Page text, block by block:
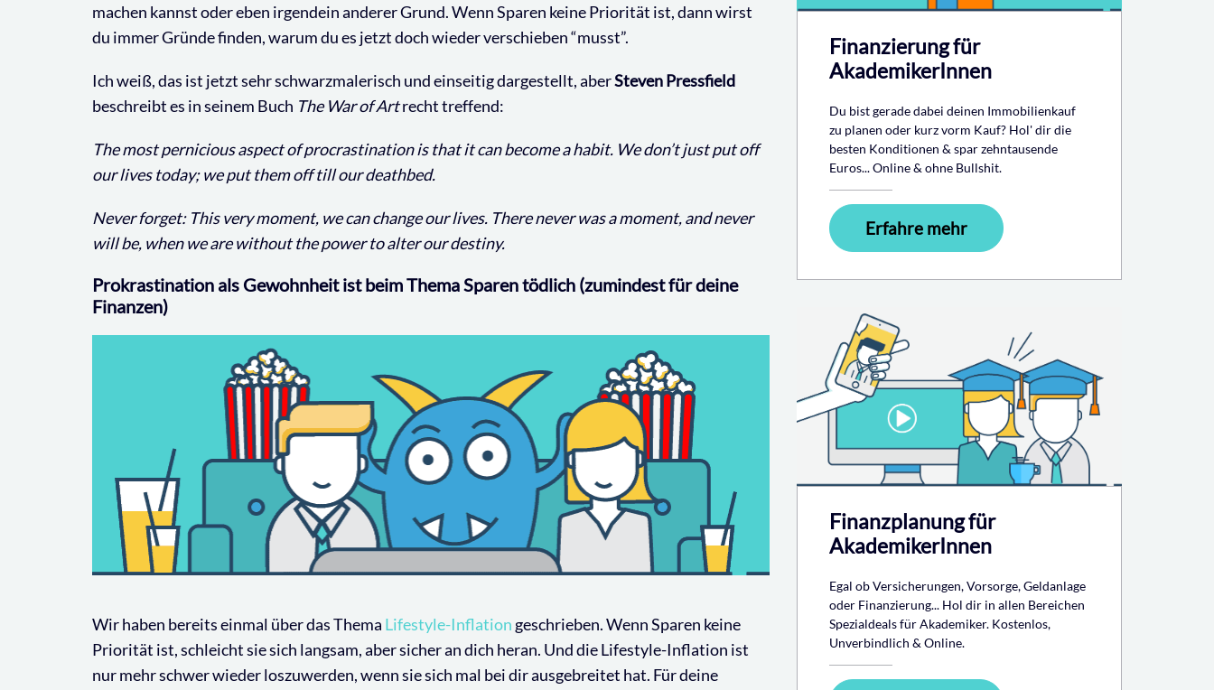
machen kannst oder eben irgendein anderer Grund. Wenn Sparen keine Priorität ist, dann wirst
du immer Gründe finden, warum du es jetzt doch wieder verschieben “musst”.
Ich weiß, das ist jetzt sehr schwarzmalerisch und einseitig dargestellt, aberSteven Pressfield
beschreibt es in seinem Buch The War of Artrecht treffend:
The most pernicious aspect of procrastination is that it can become a habit. We don’t just put off
our lives today; we put them off till our deathbed.
Never forget: This very moment, we can change our lives. There never was a moment, and never
will be, when we are without the power to alter our destiny.
Prokrastination als Gewohnheit ist beim Thema Sparen tödlich (zumindest für deine
Finanzen)
Wir haben bereits einmal über das Thema Lifestyle-Inflation geschrieben. Wenn Sparen keine
Priorität ist, schleicht sie sich langsam, aber sicher an dich heran. Und die Lifestyle-Inflation ist
nur mehr schwer wieder loszuwerden, wenn sie sich mal bei dir ausgebreitet hat. Für deine
Finanzierung für
AkademikerInnen
Du bist gerade dabei deinen Immobilienkauf
zu planen oder kurz vorm Kauf? Hol' dir die
besten Konditionen & spar zehntausende
Euros... Online & ohne Bullshit.
Erfahre mehr
Finanzplanung für
AkademikerInnen
Egal ob Versicherungen, Vorsorge, Geldanlage
oder Finanzierung... Hol dir in allen Bereichen
Spezialdeals für Akademiker. Kostenlos,
Unverbindlich & Online.